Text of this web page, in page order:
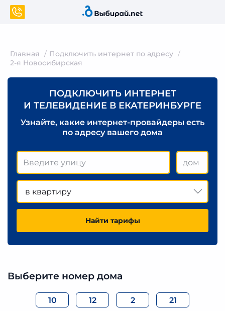
Главная
Подключить интернет по адресу
2-я Новосибирская
ПОДКЛЮЧИТЬ ИНТЕРНЕТ
И ТЕЛЕВИДЕНИЕ В ЕКАТЕРИНБУРГЕ
Узнайте, какие интернет-провайдеры есть
по адресу вашего дома
в квартиру
Найти тарифы
Выберите номер дома
10 12 2 21